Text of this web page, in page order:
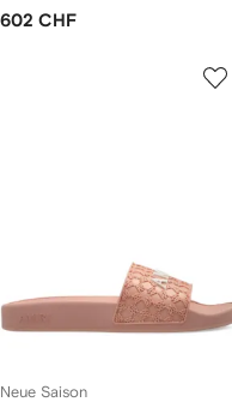
602 CHF
Neue Saison